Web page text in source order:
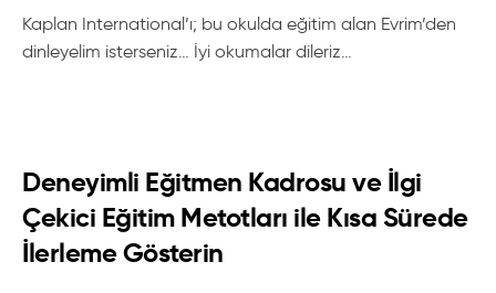
Kaplan International’ı; bu okulda eğitim alan Evrim’den
dinleyelim isterseniz… İyi okumalar dileriz…
Deneyimli Eğitmen Kadrosu ve İlgi
Çekici Eğitim Metotları ile Kısa Sürede
İlerleme Gösterin